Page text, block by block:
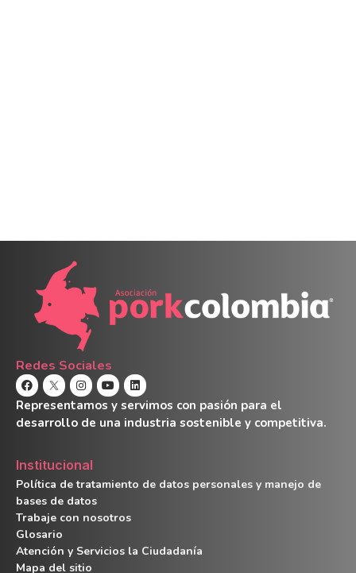
Redes Sociales
Representamos y servimos con pasión para el
desarrollo de una industria sostenible y competitiva.
Institucional
Política de tratamiento de datos personales y manejo de
bases de datos
Trabaje con nosotros
Glosario
Atención y Servicios la Ciudadanía
Mapa del sitio